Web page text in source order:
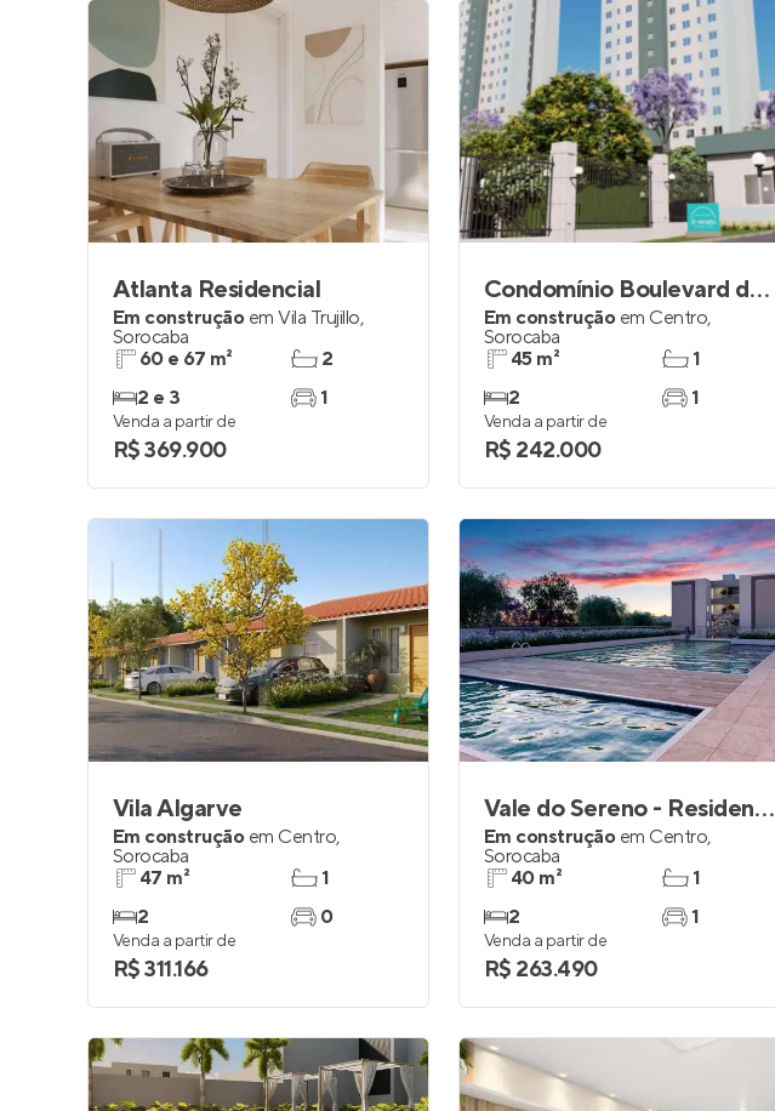
Atlanta Residencial
Em construção em Vila Trujillo,
Sorocaba
60 e 67 m²
2 e 3
2
1
Venda a partir de
R$ 369.900
Condomínio Boulevard di Veneto
Em construção em Centro,
Sorocaba
45 m²
2
1
1
Venda a partir de
R$ 242.000
Vila Algarve
Em construção em Centro,
Sorocaba
47 m²
2
1
0
Venda a partir de
R$ 311.166
Vale do Sereno - Residencial Campos Dourados
Em construção em Centro,
Sorocaba
40 m²
2
1
1
Venda a partir de
R$ 263.490